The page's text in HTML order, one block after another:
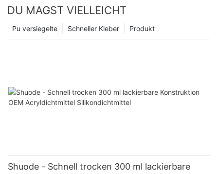
DU MAGST VIELLEICHT
Produkt
Schneller Kleber
Pu versiegelte
Shuode - Schnell trocken 300 ml lackierbare